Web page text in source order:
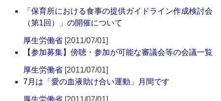
「保育所における食事の提供ガイドライン作成検討会
（第1回）」の開催について
厚生労働省 [2011/07/01]
【参加募集】傍聴・参加が可能な審議会等の会議一覧
厚生労働省 [2011/07/01]
7月は「愛の血液助け合い運動」月間です